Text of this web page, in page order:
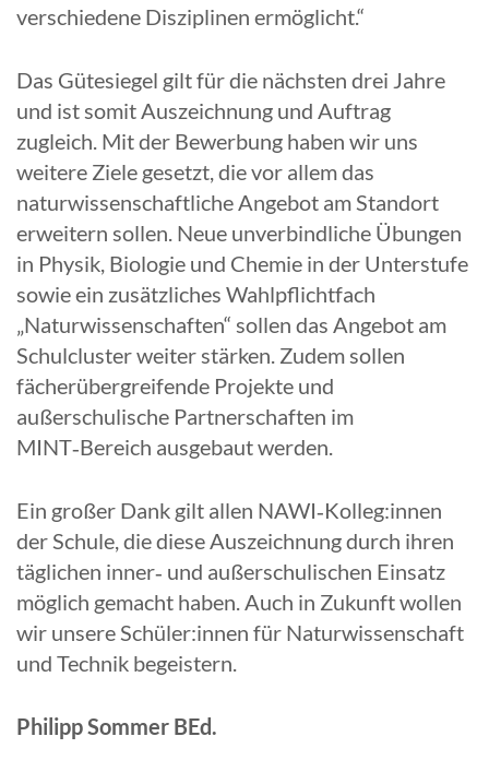
verschiedene Disziplinen ermöglicht.“
Das Gütesiegel gilt für die nächsten drei Jahre
und ist somit Auszeichnung und Auftrag
zugleich. Mit der Bewerbung haben wir uns
weitere Ziele gesetzt, die vor allem das
naturwissenschaftliche Angebot am Standort
erweitern sollen. Neue unverbindliche Übungen
in Physik, Biologie und Chemie in der Unterstufe
sowie ein zusätzliches Wahlpflichtfach
„Naturwissenschaften“ sollen das Angebot am
Schulcluster weiter stärken. Zudem sollen
fächerübergreifende Projekte und
außerschulische Partnerschaften im
MINT‑Bereich ausgebaut werden.
Ein großer Dank gilt allen NAWI‑Kolleg:innen
der Schule, die diese Auszeichnung durch ihren
täglichen inner‑ und außerschulischen Einsatz
möglich gemacht haben. Auch in Zukunft wollen
wir unsere Schüler:innen für Naturwissenschaft
und Technik begeistern.
Philipp Sommer BEd.